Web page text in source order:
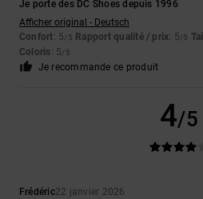
Je porte des DC Shoes depuis 1996
Afficher original - Deutsch
Confort: 5/5 Rapport qualité / prix: 5/5
Coloris: 5/5
Je recommande ce produit
4/5
Frédéric22 janvier 2026